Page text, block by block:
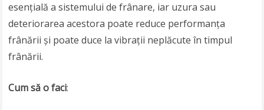
esențială a sistemului de frânare, iar uzura sau
deteriorarea acestora poate reduce performanța
frânării și poate duce la vibrații neplăcute în timpul
frânării.
Cum să o faci: